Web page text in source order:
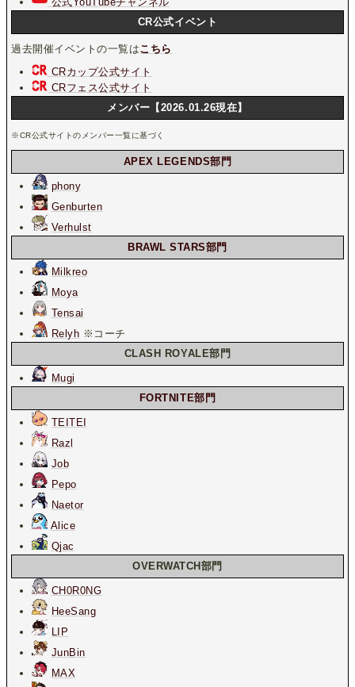
CR公式イベント
過去開催イベントの一覧はこちら
CRカップ公式サイト
CRフェス公式サイト
メンバー【2026.01.26現在】
※CR公式サイトのメンバー一覧に基づく
APEX LEGENDS部門
phony
Genburten
Verhulst
BRAWL STARS部門
Milkreo
Moya
Tensai
Relyh ※コーチ
CLASH ROYALE部門
Mugi
FORTNITE部門
TEITEI
Razl
Job
Pepo
Naetor
Alice
Qjac
OVERWATCH部門
CH0R0NG
HeeSang
LIP
JunBin
MAX